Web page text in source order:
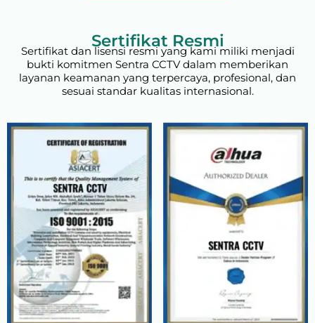
Sertifikat Resmi
Sertifikat dan lisensi resmi yang kami miliki menjadi
bukti komitmen Sentra CCTV dalam memberikan
layanan keamanan yang terpercaya, profesional, dan
sesuai standar kualitas internasional.